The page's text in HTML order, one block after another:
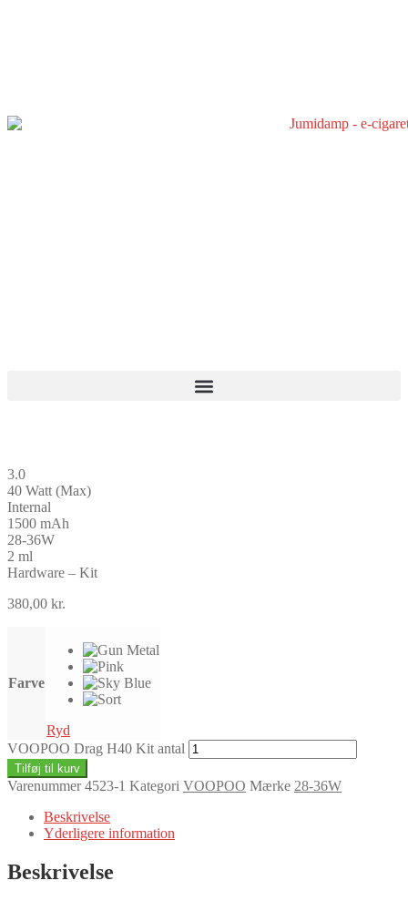
3.0
40 Watt (Max)
Internal
1500 mAh
28-36W
2 ml
Hardware – Kit
380,00 kr.
Farve
Ryd
VOOPOO Drag H40 Kit antal
Tilføj til kurv
Varenummer4523-1 Kategori VOOPOO Mærke 28-36W
Beskrivelse
Yderligere information
Beskrivelse